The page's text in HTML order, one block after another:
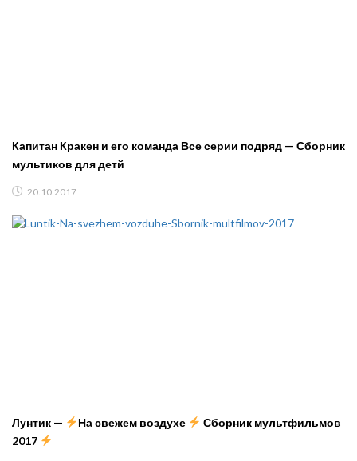
Капитан Кракен и его команда Все серии подряд — Сборник
мультиков для детй
20.10.2017
Лунтик — На свежем воздухе
Сборник мультфильмов
2017